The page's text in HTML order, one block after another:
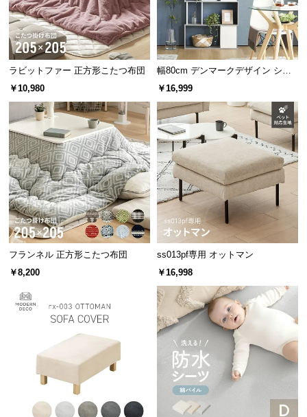
路
に
つ
い
て
返
品・
キ
ャ
ン
セ
ル
に
つ
保
証
会
アイディア次第で使い方いろいろ
使い勝手の良いサイズ感のため、アイディア次第で
色々な使い方が可能。より快適な空間を造り出しま
す。
ラビットファー 正方形こたつ布団
￥10,980
幅80cm デンマークデザイン シェ
ルフ
￥16,999
フランネル 正方形こたつ布団
￥8,200
ss013pf専用 オットマン
￥16,998